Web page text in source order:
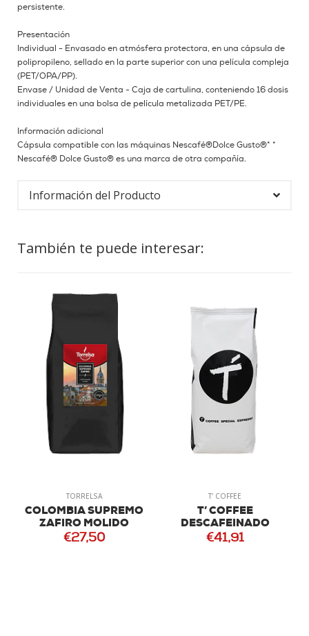
persistente.
Presentación
Individual - Envasado en atmósfera protectora, en una cápsula de
polipropileno, sellado en la parte superior con una película compleja
(PET/OPA/PP).
Envase / Unidad de Venta - Caja de cartulina, conteniendo 16 dosis
individuales en una bolsa de película metalizada PET/PE.
Información adicional
Cápsula compatible con las máquinas Nescafé®Dolce Gusto®* *
Nescafé® Dolce Gusto® es una marca de otra compañía.
Información del Producto
También te puede interesar:
TORRELSA
COLOMBIA SUPREMO
ZAFIRO MOLIDO
€27,50
T' COFFEE
T’ COFFEE
DESCAFEINADO
€41,91